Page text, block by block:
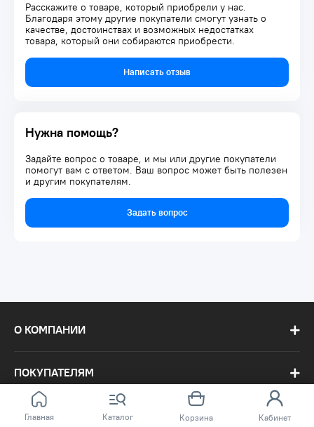
Главная Каталог Корзина Кабинет
Расскажите о товаре, который приобрели у нас.
Благодаря этому другие покупатели смогут узнать о
качестве, достоинствах и возможных недостатках
товара, который они собираются приобрести.
Написать отзыв
Нужна помощь?
Задайте вопрос о товаре, и мы или другие покупатели
помогут вам с ответом. Ваш вопрос может быть полезен
и другим покупателям.
Задать вопрос
О КОМПАНИИ
ПОКУПАТЕЛЯМ